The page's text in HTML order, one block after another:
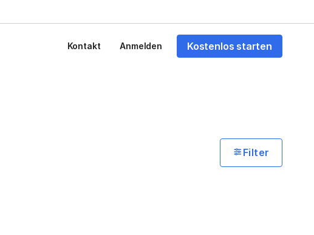
Kontakt Anmelden Kostenlos starten
Filter